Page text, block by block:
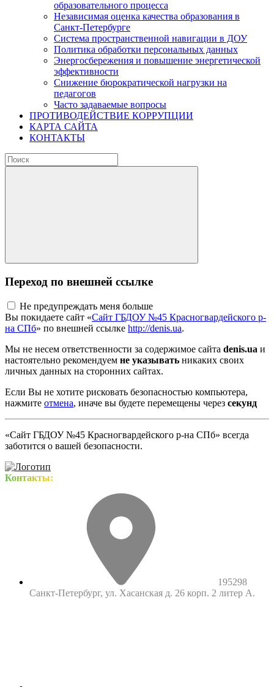
образовательного процесса
Независимая оценка качества образования в
Санкт-Петербурге
Система пространственной навигации в ДОУ
Политика обработки персональных данных
Энергосбережения и повышение энергетической
эффективности
Снижение бюрократической нагрузки на
педагогов
Часто задаваемые вопросы
ПРОТИВОДЕЙСТВИЕ КОРРУПЦИИ
КАРТА САЙТА
КОНТАКТЫ
Переход по внешней ссылке
Не предупреждать меня больше
Вы покидаете сайт «Сайт ГБДОУ №45 Красногвардейского р-
на СПб» по внешней ссылке http://denis.ua.
Мы не несем ответственности за содержимое сайта denis.ua и
настоятельно рекомендуем не указывать никаких своих
личных данных на сторонних сайтах.
Если Вы не хотите рисковать безопасностью компьютера,
нажмите отмена, иначе вы будете перемещены через секунд
«Сайт ГБДОУ №45 Красногвардейского р-на СПб» всегда
заботится о вашей безопасности.
Контакты:
195298
Санкт-Петербург, ул. Хасанская д. 26 корп. 2 литер А.